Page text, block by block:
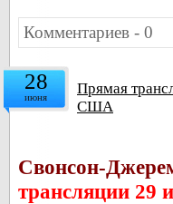
Комментариев - 0
28
июня
Прямая
США
Свонсон-
трансляции 29